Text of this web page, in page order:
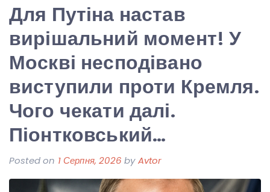
Для Путіна настав
вирішальний момент! У
Москві несподівано
виступили проти Кремля.
Чого чекати далі.
Піонтковський…
Posted on 1 Серпня, 2026 byAvtor